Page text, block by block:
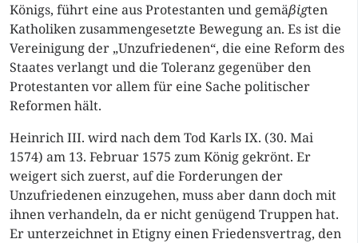
Königs, führt eine aus Protestanten und gemäβigten
Katholiken zusammengesetzte Bewegung an. Es ist die
Vereinigung der „Unzufriedenen“, die eine Reform des
Staates verlangt und die Toleranz gegenüber den
Protestanten vor allem für eine Sache politischer
Reformen hält.
Heinrich III. wird nach dem Tod Karls IX. (30. Mai
1574) am 13. Februar 1575 zum König gekrönt. Er
weigert sich zuerst, auf die Forderungen der
Unzufriedenen einzugehen, muss aber dann doch mit
ihnen verhandeln, da er nicht genügend Truppen hat.
Er unterzeichnet in Etigny einen Friedensvertrag, den